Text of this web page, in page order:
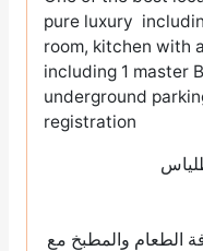
pure luxury
room, kitchen with
including 1 master
underground
registration
الطعام والمطبخ مع